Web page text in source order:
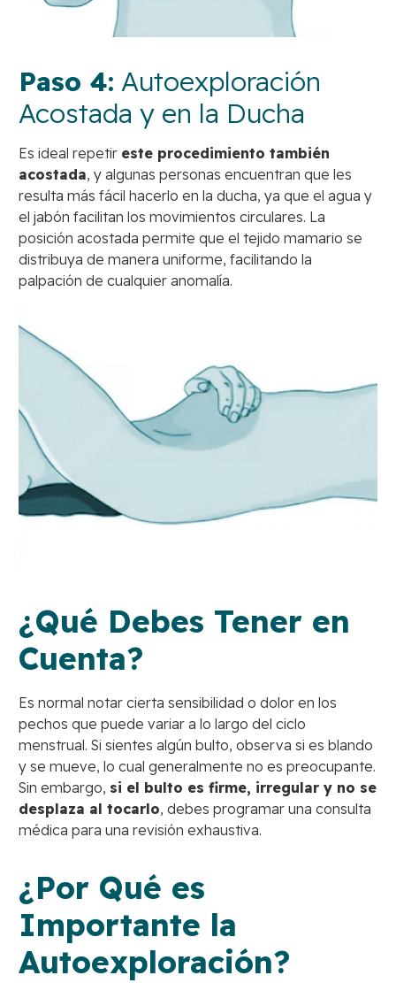
Paso 4: Autoexploración
Acostada y en la Ducha
Es ideal repetir este procedimiento también
acostada, y algunas personas encuentran que les
resulta más fácil hacerlo en la ducha, ya que el agua y
el jabón facilitan los movimientos circulares. La
posición acostada permite que el tejido mamario se
distribuya de manera uniforme, facilitando la
palpación de cualquier anomalía.
¿Qué Debes Tener en
Cuenta?
Es normal notar cierta sensibilidad o dolor en los
pechos que puede variar a lo largo del ciclo
menstrual. Si sientes algún bulto, observa si es blando
y se mueve, lo cual generalmente no es preocupante.
Sin embargo, si el bulto es firme, irregular y no se
desplaza al tocarlo, debes programar una consulta
médica para una revisión exhaustiva.
¿Por Qué es
Importante la
Autoexploración?